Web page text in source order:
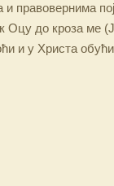
правовернима
Оцу до кроза ме
и у Христа